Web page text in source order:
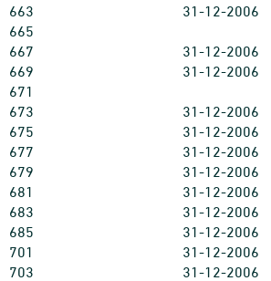
663
31-12-2006
665
667
31-12-2006
669
31-12-2006
671
673
31-12-2006
675
31-12-2006
677
31-12-2006
679
31-12-2006
681
31-12-2006
683
31-12-2006
685
31-12-2006
701
31-12-2006
703
31-12-2006